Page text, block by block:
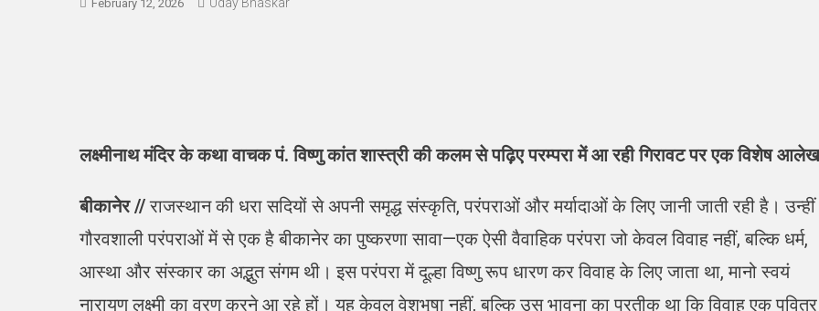
February 12, 2026
लक्ष्मीनाथ मंदिर के कथा वाचक पं. विष्णु कांत शास्त्री की कलम से पढ़िए परम्परा में आ रही गिरावट पर एक विशेष आलेख
बीकानेर //राजस्थान की धरा सदियों से अपनी समृद्ध संस्कृति, परंपराओं और मर्यादाओं के लिए जानी जाती रही है। उन्हीं
गौरवशाली परंपराओं में से एक है बीकानेर का पुष्करणा सावा—एक ऐसी वैवाहिक परंपरा जो केवल विवाह नहीं, बल्कि धर्म,
आस्था और संस्कार का अद्भुत संगम थी। इस परंपरा में दूल्हा विष्णु रूप धारण कर विवाह के लिए जाता था, मानो स्वयं
नारायण लक्ष्मी का वरण करने आ रहे हों। यह केवल वेशभूषा नहीं, बल्कि उस भावना का प्रतीक था कि विवाह एक पवित्र